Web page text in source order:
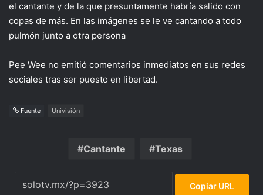
el cantante y de la que presuntamente habría salido con
copas de más. En las imágenes se le ve cantando a todo
pulmón junto a otra persona
Pee Wee no emitió comentarios inmediatos en sus redes
sociales tras ser puesto en libertad.
Fuente Univisión
Cantante Texas
Copiar URL